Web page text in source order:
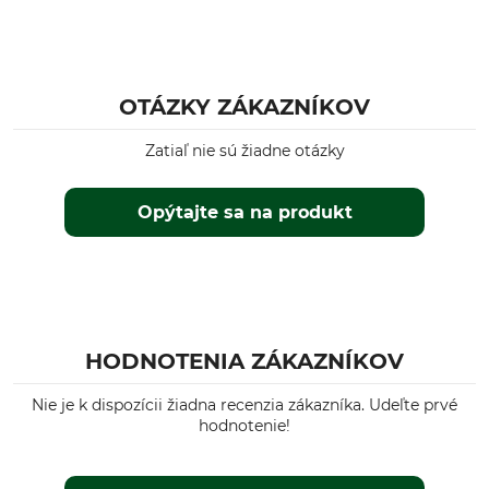
grey anthracite-black
OTÁZKY ZÁKAZNÍKOV
Opýtajte sa na produkt
Zatiaľ nie sú žiadne otázky
HODNOTENIA ZÁKAZNÍKOV
Nie je k dispozícii žiadna recenzia zákazníka. Udeľte prvé
hodnotenie!